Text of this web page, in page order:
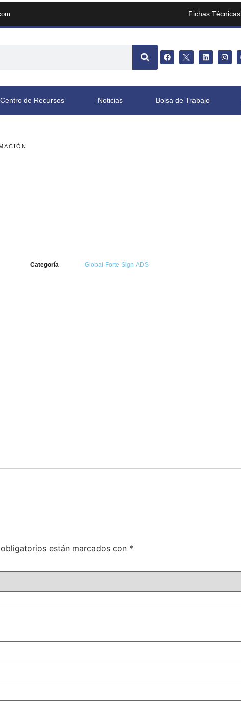
Fichas Técnicas
Centro de Recursos Noticias Bolsa de Trabajo
Categoría Global-Forte-Sign-ADS
están marcados con *